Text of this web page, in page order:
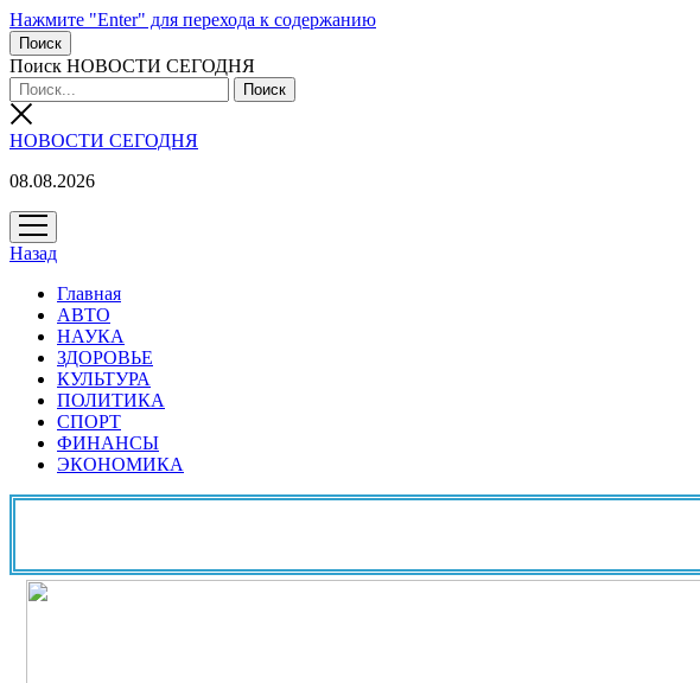
Нажмите "Enter" для перехода к содержанию
Поиск
Поиск НОВОСТИ СЕГОДНЯ
НОВОСТИ СЕГОДНЯ
08.08.2026
открыть
меню
Назад
Главная
АВТО
НАУКА
ЗДОРОВЬЕ
КУЛЬТУРА
ПОЛИТИКА
СПОРТ
ФИНАНСЫ
ЭКОНОМИКА